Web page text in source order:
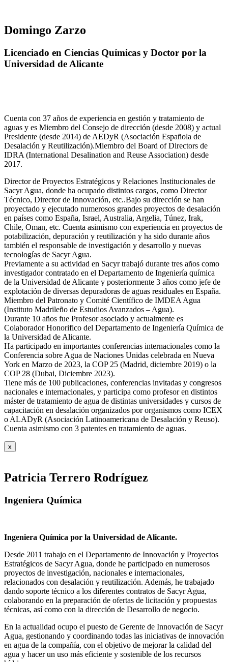
Domingo Zarzo
Licenciado en Ciencias Químicas y Doctor por la
Universidad de Alicante
Cuenta con 37 años de experiencia en gestión y tratamiento de
aguas y es Miembro del Consejo de dirección (desde 2008) y actual
Presidente (desde 2014) de AEDyR (Asociación Española de
Desalación y Reutilización).Miembro del Board of Directors de
IDRA (International Desalination and Reuse Association) desde
2017.
Director de Proyectos Estratégicos y Relaciones Institucionales de
Sacyr Agua, donde ha ocupado distintos cargos, como Director
Técnico, Director de Innovación, etc..Bajo su dirección se han
proyectado y ejecutado numerosos grandes proyectos de desalación
en países como España, Israel, Australia, Argelia, Túnez, Irak,
Chile, Oman, etc. Cuenta asimismo con experiencia en proyectos de
potabilización, depuración y reutilización y ha sido durante años
también el responsable de investigación y desarrollo y nuevas
tecnologías de Sacyr Agua.
Previamente a su actividad en Sacyr trabajó durante tres años como
investigador contratado en el Departamento de Ingeniería química
de la Universidad de Alicante y posteriormente 3 años como jefe de
explotación de diversas depuradoras de aguas residuales en España.
Miembro del Patronato y Comité Científico de IMDEA Agua
(Instituto Madrileño de Estudios Avanzados – Agua).
Durante 10 años fue Profesor asociado y actualmente es
Colaborador Honorifico del Departamento de Ingeniería Química de
la Universidad de Alicante.
Ha participado en importantes conferencias internacionales como la
Conferencia sobre Agua de Naciones Unidas celebrada en Nueva
York en Marzo de 2023, la COP 25 (Madrid, diciembre 2019) o la
COP 28 (Dubai, Diciembre 2023).
Tiene más de 100 publicaciones, conferencias invitadas y congresos
nacionales e internacionales, y participa como profesor en distintos
máster de tratamiento de agua de distintas universidades y cursos de
capacitación en desalación organizados por organismos como ICEX
o ALADyR (Asociación Latinoamericana de Desalación y Reuso).
Cuenta asimismo con 3 patentes en tratamiento de aguas.
x
Patricia Terrero Rodríguez
Ingeniera Química
Ingeniera Química por la Universidad de Alicante.
Desde 2011 trabajo en el Departamento de Innovación y Proyectos
Estratégicos de Sacyr Agua, donde he participado en numerosos
proyectos de investigación, nacionales e internacionales,
relacionados con desalación y reutilización. Además, he trabajado
dando soporte técnico a los diferentes contratos de Sacyr Agua,
colaborando en la preparación de ofertas de licitación y propuestas
técnicas, así como con la dirección de Desarrollo de negocio.
En la actualidad ocupo el puesto de Gerente de Innovación de Sacyr
Agua, gestionando y coordinando todas las iniciativas de innovación
en agua de la compañía, con el objetivo de mejorar la calidad del
agua y hacer un uso más eficiente y sostenible de los recursos